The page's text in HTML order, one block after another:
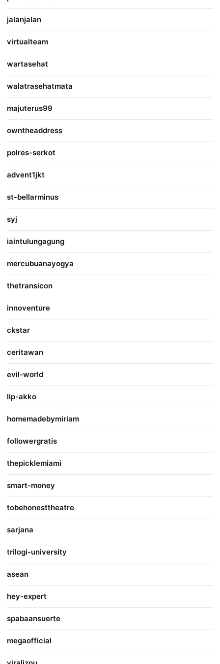
jalanjalan
virtualteam
wartasehat
walatrasehatmata
majuterus99
owntheaddress
polres-serkot
advent1jkt
st-bellarminus
syj
iaintulungagung
mercubuanayogya
thetransicon
innoventure
ckstar
ceritawan
evil-world
lip-akko
homemadebymiriam
followergratis
thepicklemiami
smart-money
tobehonesttheatre
sarjana
trilogi-university
asean
hey-expert
spabaansuerte
megaofficial